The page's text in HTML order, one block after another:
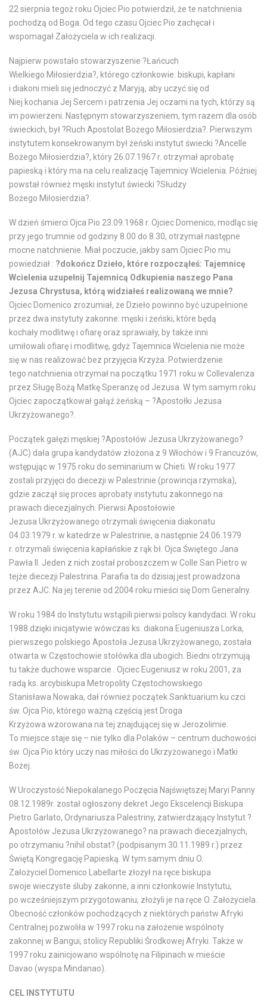
22 sierpnia tegoż roku Ojciec Pio potwierdził, że te natchnienia
pochodzą od Boga. Od tego czasu Ojciec Pio zachęcał i
wspomagał Założyciela w ich realizacji.
Najpierw powstało stowarzyszenie ?Łańcuch
Wielkiego Miłosierdzia?, którego członkowie: biskupi, kapłani
i diakoni mieli się jednoczyć z Maryją, aby uczyć się od
Niej kochania Jej Sercem i patrzenia Jej oczami na tych, którzy są
im powierzeni. Następnym stowarzyszeniem, tym razem dla osób
świeckich, był ?Ruch Apostolat Bożego Miłosierdzia?. Pierwszym
instytutem konsekrowanym był żeński instytut świecki ?Ancelle
Bożego Miłosierdzia?, który 26.07.1967 r. otrzymał aprobatę
papieską i który ma na celu realizację Tajemnicy Wcielenia. Później
powstał również męski instytut świecki ?Słudzy
Bożego Miłosierdzia?.
W dzień śmierci Ojca Pio 23.09.1968 r. Ojciec Domenico, modląc się
przy jego trumnie od godziny 8.00 do 8.30, otrzymał następne
mocne natchnienie. Miał poczucie, jakby sam Ojciec Pio mu
powiedział : ?dokończ Dzieło, które rozpocząłeś: Tajemnicę
Wcielenia uzupełnij Tajemnicą Odkupienia naszego Pana
Jezusa Chrystusa, którą widziałeś realizowaną we mnie?
Ojciec Domenico zrozumiał, że Dzieło powinno być uzupełnione
przez dwa instytuty zakonne: męski i żeński, które będą
kochały modlitwę i ofiarę oraz sprawiały, by także inni
umiłowali ofiarę i modlitwę, gdyż Tajemnica Wcielenia nie może
się w nas realizować bez przyjęcia Krzyża. Potwierdzenie
tego natchnienia otrzymał na początku 1971 roku w Collevalenza
przez Sługę Bożą Matkę Speranzę od Jezusa. W tym samym roku
Ojciec zapoczątkował gałąź żeńską – ?Apostołki Jezusa
Ukrzyżowanego?.
Początek gałęzi męskiej ?Apostołów Jezusa Ukrzyżowanego?
(AJC) dała grupa kandydatów złożona z 9 Włochów i 9 Francuzów,
wstępując w 1975 roku do seminarium w Chieti. W roku 1977
zostali przyjęci do diecezji w Palestrinie (prowincja rzymska),
gdzie zaczął się proces aprobaty instytutu zakonnego na
prawach diecezjalnych. Pierwsi Apostołowie
Jezusa Ukrzyżowanego otrzymali święcenia diakonatu
04.03.1979 r. w katedrze w Palestrinie, a następnie 24.06.1979
r. otrzymali święcenia kapłańskie z rąk bł. Ojca Świętego Jana
Pawła II. Jeden z nich został proboszczem w Colle San Pietro w
tejże diecezji Palestrina. Parafia ta do dzisiaj jest prowadzona
przez AJC. Na jej terenie od 2004 roku mieści się Dom Generalny.
W roku 1984 do Instytutu wstąpili pierwsi polscy kandydaci. W roku
1988 dzięki inicjatywie wówczas ks. diakona Eugeniusza Lorka,
pierwszego polskiego Apostoła Jezusa Ukrzyżowanego, została
otwarta w Częstochowie stołówka dla ubogich. Biedni otrzymują
tu także duchowe wsparcie . Ojciec Eugeniusz w roku 2001, za
radą ks. arcybiskupa Metropolity Częstochowskiego
Stanisława Nowaka, dał również początek Sanktuarium ku czci
św. Ojca Pio, którego ważną częścią jest Droga
Krzyżowa wzorowana na tej znajdującej się w Jerozolimie.
To miejsce staje się – nie tylko dla Polaków – centrum duchowości
św. Ojca Pio który uczy nas miłości do Ukrzyżowanego i Matki
Bożej.
W Uroczystość Niepokalanego Poczęcia Najświętszej Maryi Panny
08.12.1989r. został ogłoszony dekret Jego Ekscelencji Biskupa
Pietro Garlato, Ordynariusza Palestriny, zatwierdzający Instytut ?
Apostołów Jezusa Ukrzyżowanego? na prawach diecezjalnych,
po otrzymaniu ?nihil obstat? (podpisanym 30.11.1989 r.) przez
Świętą Kongregację Papieską. W tym samym dniu O.
Założyciel Domenico Labellarte złożył na ręce biskupa
swoje wieczyste śluby zakonne, a inni członkowie Instytutu,
po wcześniejszym przygotowaniu, złożyli je na ręce O. Założyciela.
Obecność członków pochodzących z niektórych państw Afryki
Centralnej pozwoliła w 1997 roku na założenie wspólnoty
zakonnej w Bangui, stolicy Republiki Środkowej Afryki. Także w
1997 roku zainicjowano wspólnotę na Filipinach w mieście
Davao (wyspa Mindanao).
CEL INSTYTUTU